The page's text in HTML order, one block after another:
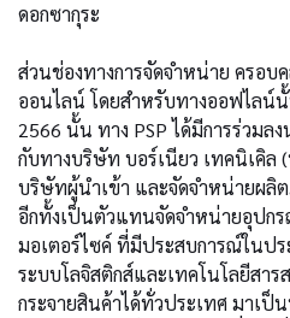
ดอกซากุระ
ส่วนช่องทางการจัดจำหน่าย ครอ
ออนไลน์ โดยสำหรับทางออฟไลน์
2566 นั้น ทาง PSP ได้มีการร่วมล
กับทางบริษัท บอร์เนียว เทคนิเคิล
บริษัทผู้นำเข้า และจัดจำหน่ายผลิ
อีกทั้งเป็นตัวแทนจัดจำหน่ายอุปก
มอเตอร์ไซค์ ที่มีประสบการณ์ในป
ระบบโลจิสติกส์และเทคโนโลยีสา
กระจายสินค้าได้ทั่วประเทศ มาเป็